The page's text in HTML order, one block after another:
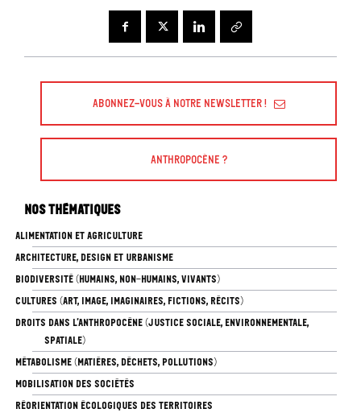
Abonnez-vous à Notre Newsletter !
Anthropocène ?
Nos thématiques
ALIMENTATION ET AGRICULTURE
ARCHITECTURE, DESIGN ET URBANISME
BIODIVERSITÉ (HUMAINS, NON-HUMAINS, VIVANTS)
CULTURES (ART, IMAGE, IMAGINAIRES, FICTIONS, RÉCITS)
DROITS DANS L’ANTHROPOCÈNE (JUSTICE SOCIALE, ENVIRONNEMENTALE,
SPATIALE)
MÉTABOLISME (MATIÈRES, DÉCHETS, POLLUTIONS)
MOBILISATION DES SOCIÉTÉS
RÉORIENTATION ÉCOLOGIQUES DES TERRITOIRES